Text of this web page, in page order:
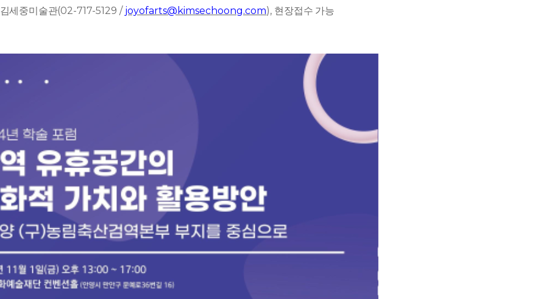
김세중미술관(02-717-5129 / joyofarts@kimsechoong.com), 현장접수 가능